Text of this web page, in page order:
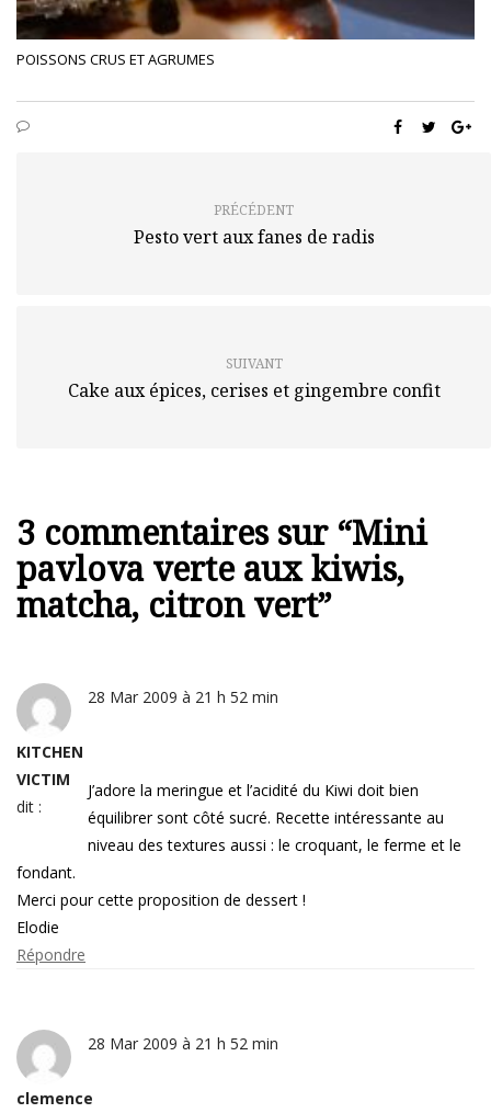
POISSONS CRUS ET AGRUMES
PRÉCÉDENT
Pesto vert aux fanes de radis
SUIVANT
Cake aux épices, cerises et gingembre confit
3 commentaires sur “Mini
pavlova verte aux kiwis,
matcha, citron vert”
KITCHEN
VICTIM
dit :
28 Mar 2009 à 21 h 52 min
J’adore la meringue et l’acidité du Kiwi doit bien
équilibrer sont côté sucré. Recette intéressante au
niveau des textures aussi : le croquant, le ferme et le
fondant.
Merci pour cette proposition de dessert !
Elodie
Répondre
clemence
28 Mar 2009 à 21 h 52 min